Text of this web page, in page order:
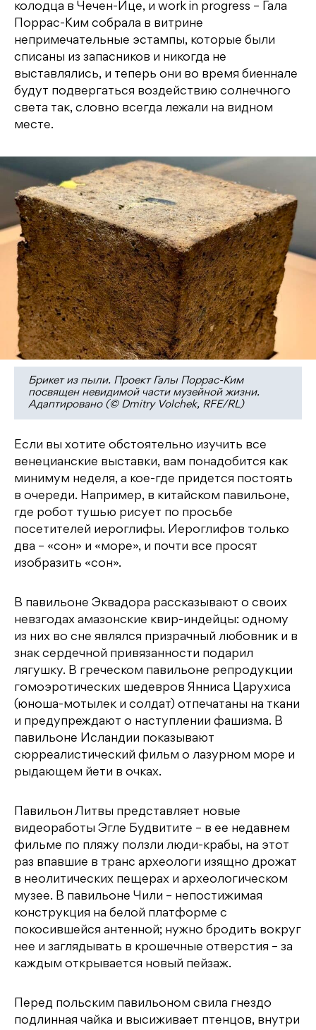
колодца в Чечен-Ице, и work in progress – Гала
Поррас-Ким собрала в витрине
непримечательные эстампы, которые были
списаны из запасников и никогда не
выставлялись, и теперь они во время биеннале
будут подвергаться воздействию солнечного
света так, словно всегда лежали на видном
месте.
Брикет из пыли. Проект Галы Поррас-Ким
посвящен невидимой части музейной жизни.
Адаптировано (© Dmitry Volchek, RFE/RL)
Если вы хотите обстоятельно изучить все
венецианские выставки, вам понадобится как
минимум неделя, а кое-где придется постоять
в очереди. Например, в китайском павильоне,
где робот тушью рисует по просьбе
посетителей иероглифы. Иероглифов только
два – «сон» и «море», и почти все просят
изобразить «сон».
В павильоне Эквадора рассказывают о своих
невзгодах амазонские квир-индейцы: одному
из них во сне являлся призрачный любовник и в
знак сердечной привязанности подарил
лягушку. В греческом павильоне репродукции
гомоэротических шедевров Янниса Царухиса
(юноша-мотылек и солдат) отпечатаны на ткани
и предупреждают о наступлении фашизма. В
павильоне Исландии показывают
сюрреалистический фильм о лазурном море и
рыдающем йети в очках.
Павильон Литвы представляет новые
видеоработы Эгле Будвитите – в ее недавнем
фильме по пляжу ползли люди-крабы, на этот
раз впавшие в транс археологи изящно дрожат
в неолитических пещерах и археологическом
музее. В павильоне Чили – непостижимая
конструкция на белой платформе с
покосившейся антенной; нужно бродить вокруг
нее и заглядывать в крошечные отверстия – за
каждым открывается новый пейзаж.
Перед польским павильоном свила гнездо
подлинная чайка и высиживает птенцов, внутри